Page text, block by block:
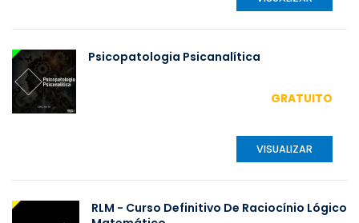
Psicopatologia Psicanalítica
GRATUITO
VISUALIZAR
RLM - Curso Definitivo De Raciocínio Lógico